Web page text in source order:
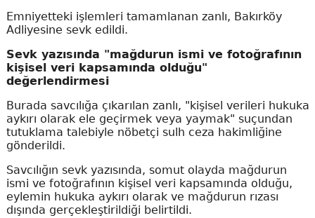
Emniyetteki işlemleri tamamlanan zanlı, Bakırköy
Adliyesine sevk edildi.
Sevk yazısında "mağdurun ismi ve fotoğrafının
kişisel veri kapsamında olduğu"
değerlendirmesi
Burada savcılığa çıkarılan zanlı, "kişisel verileri hukuka
aykırı olarak ele geçirmek veya yaymak" suçundan
tutuklama talebiyle nöbetçi sulh ceza hakimliğine
gönderildi.
Savcılığın sevk yazısında, somut olayda mağdurun
ismi ve fotoğrafının kişisel veri kapsamında olduğu,
eylemin hukuka aykırı olarak ve mağdurun rızası
dışında gerçekleştirildiği belirtildi.